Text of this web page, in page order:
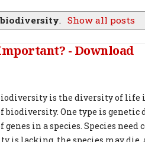
. Show all posts
- Download
is the diversity of life
biodiversity. One type is genetic
in a species. Species need